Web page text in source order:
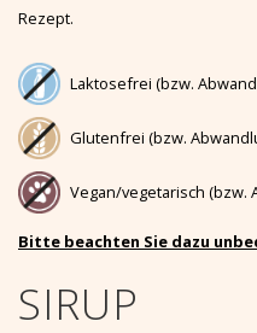
Rezept.
Laktosefrei (bzw.
Glutenfrei (bzw.
Vegan/vegetarisch (bzw.
Bitte beachten Sie dazu
SIRUP